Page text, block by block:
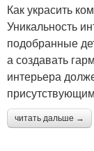
Как украсить
Уникальность
подобранные
а создавать
интерьера
читать дальше →